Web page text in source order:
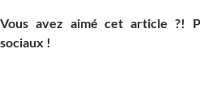
Vous avez aimé cet article ?!
sociaux !